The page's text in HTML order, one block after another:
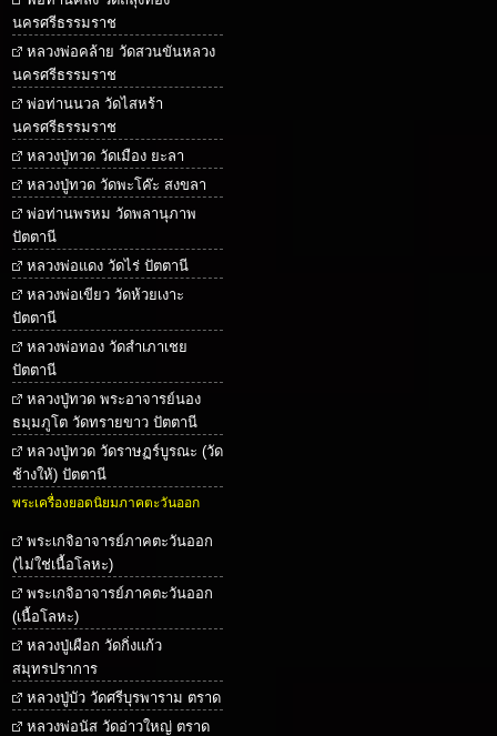
นครศรีธรรมราช
หลวงพ่อคล้าย วัดสวนขันหลวง
นครศรีธรรมราช
พ่อท่านนวล วัดไสหร้า
นครศรีธรรมราช
หลวงปู่ทวด วัดเมือง ยะลา
หลวงปู่ทวด วัดพะโค๊ะ สงขลา
พ่อท่านพรหม วัดพลานุภาพ
ปัตตานี
หลวงพ่อแดง วัดไร่ ปัตตานี
หลวงพ่อเขียว วัดห้วยเงาะ
ปัตตานี
หลวงพ่อทอง วัดสำเภาเชย
ปัตตานี
หลวงปู่ทวด พระอาจารย์นอง
ธมฺมภูโต วัดทรายขาว ปัตตานี
หลวงปู่ทวด วัดราษฏร์บูรณะ (วัด
ช้างให้) ปัตตานี
พระเครื่องยอดนิยมภาคตะวันออก
พระเกจิอาจารย์ภาคตะวันออก
(ไม่ใช่เนื้อโลหะ)
พระเกจิอาจารย์ภาคตะวันออก
(เนื้อโลหะ)
หลวงปู่เผือก วัดกิ่งแก้ว
สมุทรปราการ
หลวงปู่บัว วัดศรีบุรพาราม ตราด
หลวงพ่อนัส วัดอ่าวใหญ่ ตราด